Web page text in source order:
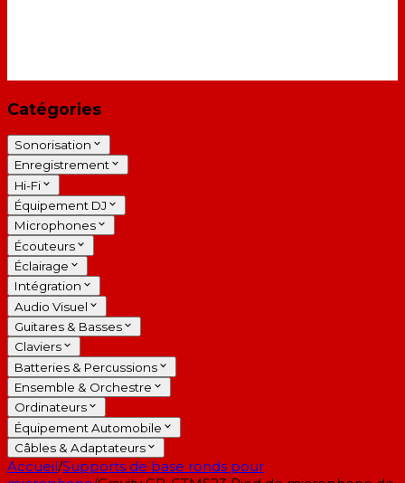
Catégories
Sonorisation
Enregistrement
Hi-Fi
Équipement DJ
Microphones
Écouteurs
Éclairage
Intégration
Audio Visuel
Guitares & Basses
Claviers
Batteries & Percussions
Ensemble & Orchestre
Ordinateurs
Équipement Automobile
Câbles & Adaptateurs
Accueil/Supports de base ronds pour